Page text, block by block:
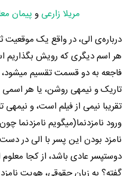
مریلا زارعی و پیمان
درباره­‌ی الی، در واقع یک موقعیت
هر اسم دیگری که رویش بگذاریم
فاجعه به دو قسمت تقسیم
تاریک و نیمه­ی روشن، یا هر
تقریبا نیمی از فیلم است، و
ورود نامزدنما(می­­گویم
نامزد بودن این پسر با الی در
دوست­پسر عادی باشد، از کجا